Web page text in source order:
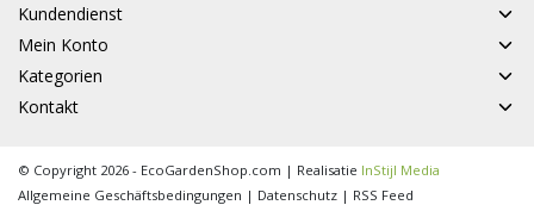
Kundendienst
Mein Konto
Kategorien
Kontakt
© Copyright 2026 - EcoGardenShop.com | Realisatie InStijl Media
Allgemeine Geschäftsbedingungen | Datenschutz | RSS Feed